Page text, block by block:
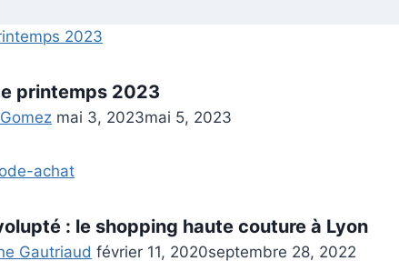
printemps 2023
mai 3, 2023mai 5, 2023
: le shopping haute couture à Lyon
Gautriaud février 11, 2020septembre 28, 2022